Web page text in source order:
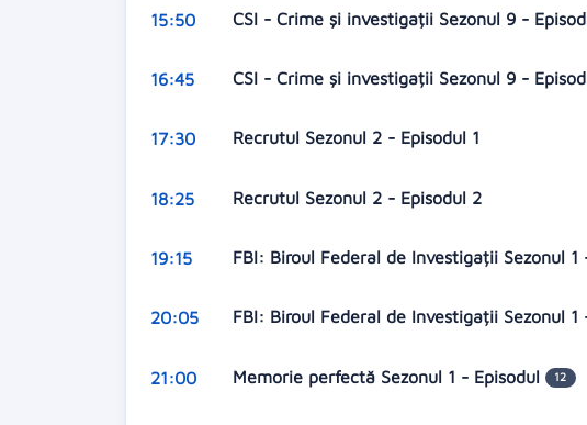
15:50 CSI - Crime și investigații Sezonul 9 -
16:45 CSI - Crime și investigații Sezonul 9 -
17:30 Recrutul Sezonul 2 - Episodul 1
18:25 Recrutul Sezonul 2 - Episodul 2
19:15 FBI: Biroul Federal de Investigații Sezonul 1
20:05 FBI: Biroul Federal de Investigații Sezonul 1
21:00 Memorie perfectă Sezonul 1 - Episodul 12